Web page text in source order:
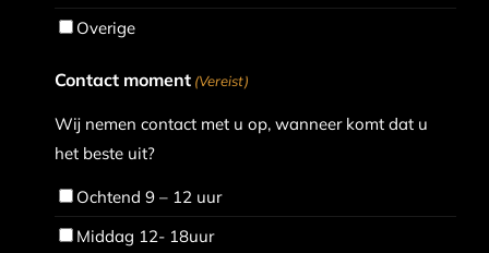
Overige
Contact moment (Vereist)
Wij nemen contact met u op, wanneer komt dat u
het beste uit?
Ochtend 9 – 12 uur
Middag 12- 18uur